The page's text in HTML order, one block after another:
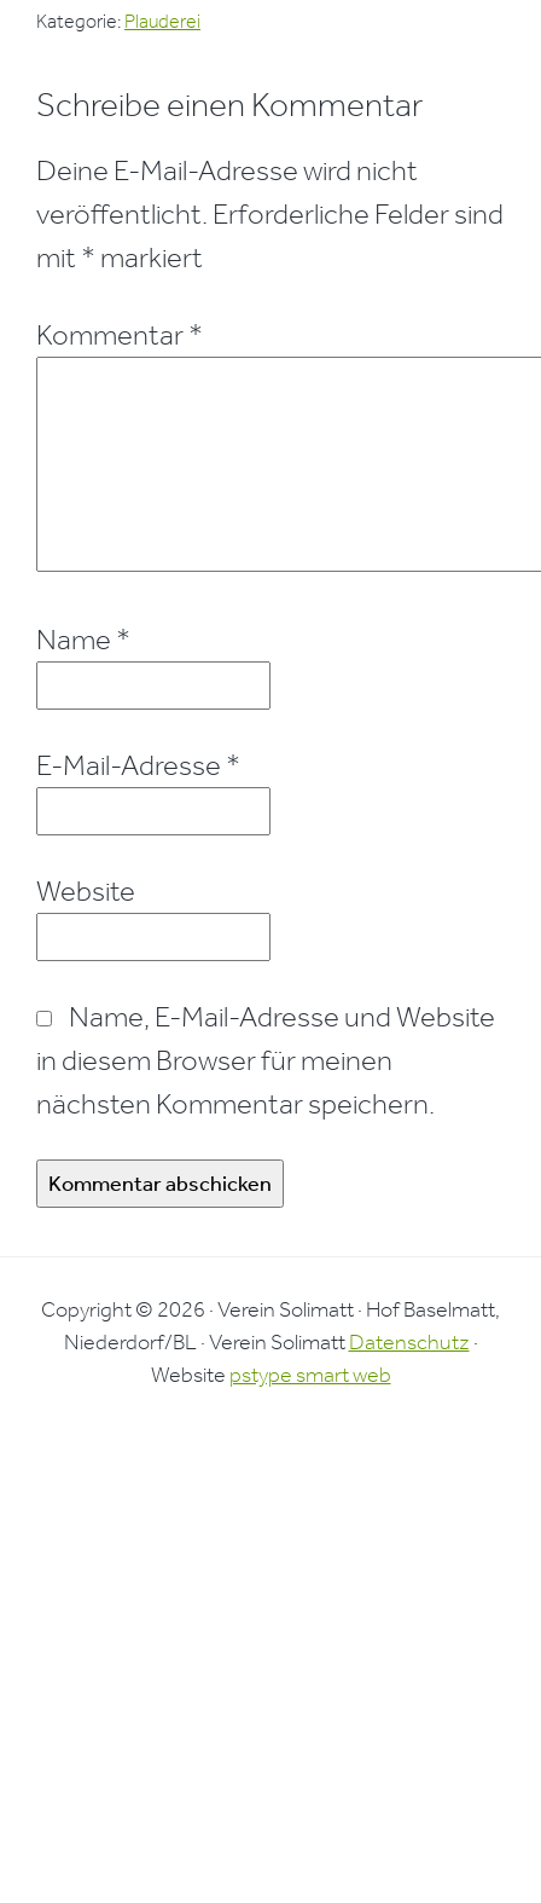
Kategorie: Plauderei
Leser-
Schreibe einen Kommentar
Deine E-Mail-Adresse wird nicht
veröffentlicht. Erforderliche Felder sind
mit * markiert
Kommentar *
Name *
E-Mail-Adresse *
Website
Name, E-Mail-Adresse und Website
in diesem Browser für meinen
nächsten Kommentar speichern.
Copyright © 2026 · Verein Solimatt · Hof Baselmatt,
Niederdorf/BL · Verein SolimattDatenschutz ·
Website pstype smart web